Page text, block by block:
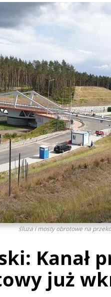
śluza i mosty obrotowe na
Kanał
już